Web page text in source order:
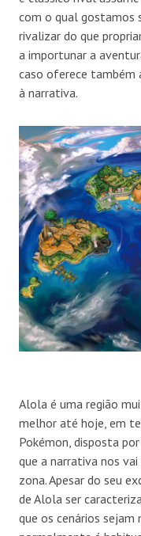
com o qual gostamos
rivalizar do que
a importunar a
caso oferece também
à narrativa.
Alola é uma região
melhor até hoje, em
Pokémon, disposta
que a narrativa nos
zona. Apesar do seu
de Alola ser
que os cenários